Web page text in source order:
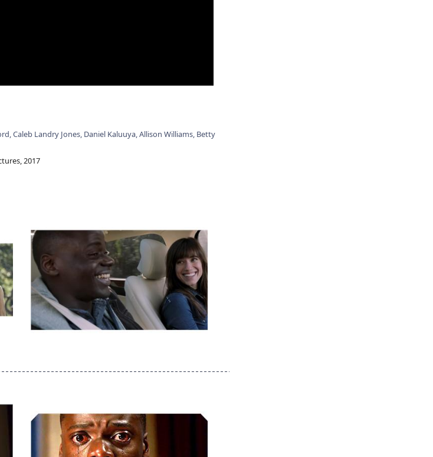
Caleb Landry Jones, Daniel Kaluuya,Allison Williams, Betty
2017